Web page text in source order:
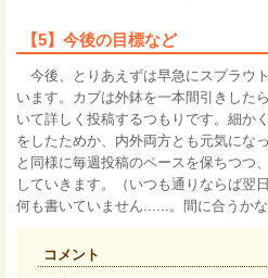
【5】今後の目標など
今後、とりあえずは早急にスプラウ
います。カブは外鉢を一本間引きした
いて詳しく投稿するつもりです。細か
をしたためか、内外両方とも元気にな
と同様に毎週投稿のペースを保ちつつ
していきます。（いつも通りならば翌
何も書いていません......。間に合うかな
コメント